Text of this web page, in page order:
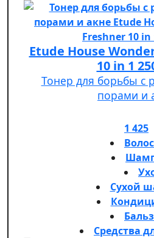
Etude House
10 in 1
Тонер для борьбы с
порами и
1 425
Сухой
Средства